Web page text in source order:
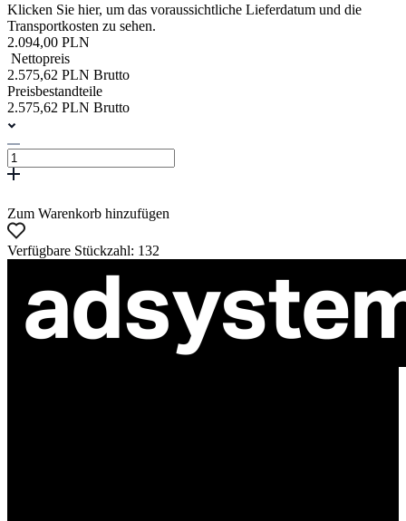
Klicken Sie hier, um das voraussichtliche Lieferdatum und die
Transportkosten zu sehen.
2.094,00 PLN
Nettopreis
2.575,62 PLN Brutto
Preisbestandteile
2.575,62 PLN Brutto
Zum Warenkorb hinzufügen
Verfügbare Stückzahl: 132